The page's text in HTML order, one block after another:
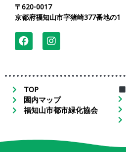
〒620-0017
京都府福知山市字猪崎377番地の1
TOP
園内マップ
福知山市都市緑化協会